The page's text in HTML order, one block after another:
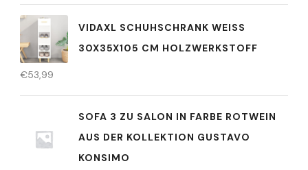
VIDAXL SCHUHSCHRANK WEISS 3
0X35X105 CM HOLZWERKSTOFF
€53,99
SOFA 3 ZU SALON IN FARBE ROTWEIN
AUS DER KOLLEKTION GUSTAVO
KONSIMO